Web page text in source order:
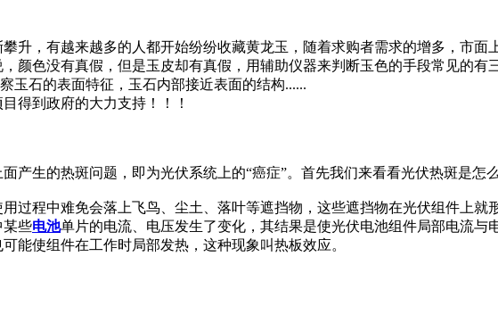
升，有越来越多的人都开始纷纷收藏黄龙玉，随着求购者需求的增多，市
颜色没有真假，但是玉皮却有真假，用辅助仪器来判断玉色的手段常见的
玉石的表面特征，玉石内部接近表面的结构......
得到政府的大力支持！！！
产生的热斑问题，即为光伏系统上的“癌症”。首先我们来看看光伏热斑是怎
过程中难免会落上飞鸟、尘土、落叶等遮挡物，这些遮挡物在光伏组件上
某些电池单片的电流、电压发生了变化，其结果是使光伏电池组件局部电流
能使组件在工作时局部发热，这种现象叫热板效应。